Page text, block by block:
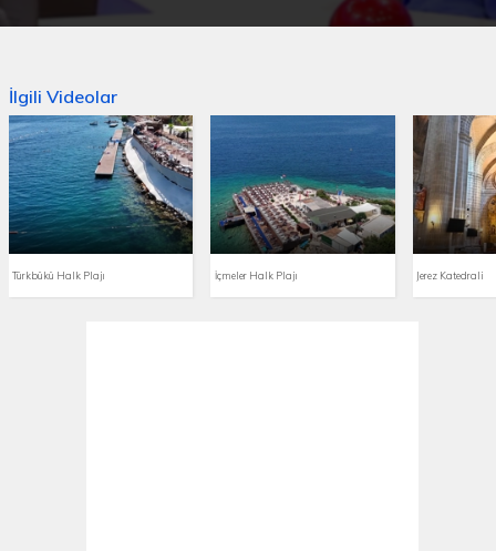
İlgili Videolar
Türkbükü Halk Plajı İçmeler Halk Plajı Jerez Katedrali